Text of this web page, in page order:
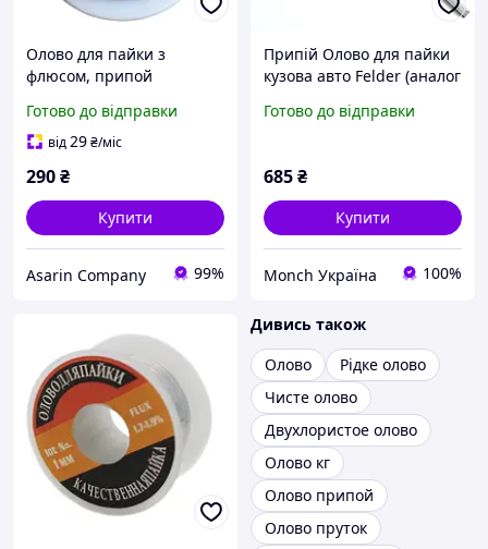
Олово для пайки з
флюсом, припой
Готово до відправки
від29₴/міс
290₴
Купити
Asarin Company 99%
Припій Олово для пайки
кузова авто Felder (аналог
Готово до відправки
685₴
Купити
Monch Україна 100%
Дивись також
Олово
Рідке олово
Чисте олово
Двухлористое олово
Олово кг
Олово припой
Олово пруток